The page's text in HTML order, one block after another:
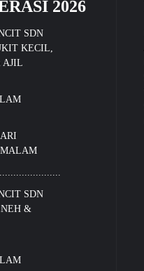
2026
SDN
KECIL,
AJIL
MALAM
SDN
&